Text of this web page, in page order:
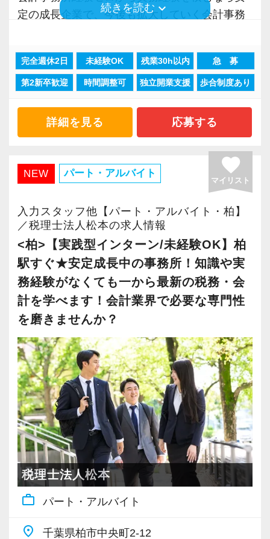
いるので効率よくストレスフリーに業務をこな
ぜひ体験してください！
【明確なキャリアパスで成長をバックアップし
キャリアステップは等級制（1〜6等級）で、求
められる業務レベルや役割を明確にしていま
す。目標設定がしやすく、成長を実感しながら
ステップアップが可能です。
昇級は年に2回の自己申請制で何度でもチャレン
ジできます。
【定期的な班替えや席替えで、より多くのこと
を学べる体制！】
当社ではフリーアドレスと固定席を併用しなが
ら業務を行っています。
そのなかで定期的な席替えやチームの班替えを
実施。得意分野や経験の異なる様々な人と一緒
に仕事を行うことで、より柔軟かつ多彩なノウ
ハウや知識を身に付けられる体制を整えていま
す。
また関西・関東とそれぞれの拠点での交流もあ
り、オンライン・オフラインを問わず気軽に話
し合える社風です。
【各種社会保険完備、ユニークな手当制度あ
り】
社会保険等の一般的な福利厚生の他に、各種手
いたら、それを一緒になって実現するために大
きく力を発揮できる存在でありたいと考えてい
いった私たちの姿勢がお客様から評価されてい
るからだと自負しています。
今後もお客様に満足していただけるようにスキ
ルの向上を目指し、税務のプロとして高い信頼
お客様から信頼され、心の通ったサービスを提
供する真の「税務プロフェッショナル」として
の道を私たちと一緒に歩んでみませんか？
【目指すは“大家族のような会社”明るく楽しく一
緒に働ける方を求めています】
「こんな明るい事務所ははじめて」と言われる
ほど、仲が良くて明るいのが当社の特徴です。
パート職はワークライフバランス重視で、20～
30代の女性が中心となって活躍しています。
コツコツ丁寧な仕事をしていただける方、お待
ちしています！
【各種社会保険完備、ユニークな手当制度あ
り】
社会保険等の一般的な福利厚生の他に、各種手
当も充実。
税務能力検定等の資格検定に合格するともらえ
る「合格手当」など、当社ならではの制度を設
けているので、ぜひ活用してください。
詳しくはこちら（リンク先：https://www.tokyo-
consulting.com/recruit/environment/benefits）
「職場環境改善宣言企業」と「経営労務診断実
い環境づくりを積極的に推進していきます。
長く安心して働ける環境を用意してお待ちして
おりますので、当社で将来の不安なく働いてみ
【大阪の事務所はこんなオフィスです】
2018年10月にオープンして以降、怒涛の勢いで
成長している大阪オフィス。増員に伴い2022年
2025年10月には増床するなど、拡大の一途をた
どっています。
関西の事業者には「大きいことやったるで！」
と勢いのある方が多いためか、大阪オフィスの
お客様は新規の比率が非常に高いのが特徴的で
す。
お客様の勢いに圧倒されないよう、スタッフも
熱意と情熱を持ちながら寄り添う姿勢を大切に
しています。
お客様と一緒に成長していく楽しさを実感しな
がらやりがいを持って働ける環境です。
20代が筆頭となってお客様を支えており、業界
未経験からスタートしているスタッフも多いで
す。
お互いを支え合いながら成長してきているた
め、スタッフ同士の団結力は強く、誰かに何か
定の成長企業で、今後も拡大していく会計事務
現在当社では「渋谷」「新宿」「錦糸町」
「柏」「横浜」「大阪」の６拠点を展開してい
2021年6月に「渋谷オフィス」を新設し、その
後「新宿オフィス」「大阪オフィス」「錦糸町
さらに2022年12月には「柏オフィス」を開設
し、2025年には大阪オフィスを増床するなど、
事業拡大を続けています。
安定性抜群の環境で自己成長を実現できます。
社員の持つ「やる・やりたい」という気持ちを
大事にしているため、資格を持っていなくて
も、スピーディーなキャリアアップが可能で
す！
充実した実務重視のOJTで、安心して職務経験
と知識をゼロから身に付けられます！
税務・会計の経験と知識を磨きながらステップ
アップを目指しませんか？
【対象業種100種以上！節税・融資・税務調査に
強い税理士法人です】
創業以来17年連続増収増益、顧問先数2500以
上、全国6拠点で安定的に成長中です。
お客様に事務所までご来社いただく来所型サー
続きを読む keyboard_arrow_down
完全週休2日 未経験OK 残業30h以内 急 募
第2新卒歓迎 時間調整可 独立開業支援 歩合制度あり
詳細を見る 応募する
NEW パート・アルバイト favorite
マイリスト
入力スタッフ他【パート・アルバイト・柏】
／税理士法人松本の求人情報
<柏>【実践型インターン/未経験OK】柏
駅すぐ★安定成長中の事務所！知識や実
務経験がなくても一から最新の税務・会
計を学べます！会計業界で必要な専門性
を磨きませんか？
税理士法人松本
work_outline パート・アルバイト
place 千葉県柏市中央町2-12